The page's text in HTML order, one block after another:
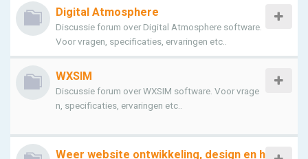
Digital Atmosphere
Discussie forum over Digital Atmosphere software.
Voor vragen, specificaties, ervaringen etc..
WXSIM
Discussie forum over WXSIM software. Voor vrage
n, specificaties, ervaringen etc..
Weer website ontwikkeling, design en h